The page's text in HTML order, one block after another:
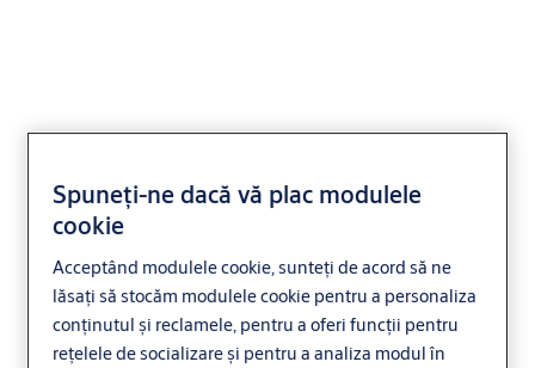
Cortină rezistentă la
incendiu Marc-Ok plus
Spuneți-ne dacă vă plac modulele
cookie
Acceptând modulele cookie, sunteți de acord să ne
lăsați să stocăm modulele cookie pentru a personaliza
conținutul și reclamele, pentru a oferi funcții pentru
rețelele de socializare și pentru a analiza modul în